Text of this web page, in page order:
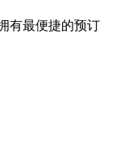
有最便捷的预订